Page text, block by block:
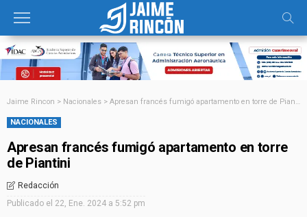
Jaime Rincon > Nacionales > Apresan francés fumigó apartamento en torre de Piantini
NACIONALES
Apresan francés fumigó apartamento en torre
de Piantini
Redacción
Publicado el 22, Ene. 2024 a 5:52 pm